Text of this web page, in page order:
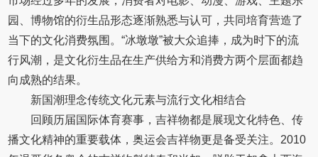
园、博物馆的衍生品形态逐渐熟悉与认可，共同培育营造了
当下的文化消费氛围。“冰墩墩”被大众追捧，成为时下的流
行风潮，是文化衍生品在生产供给方和消费方两个层面都趋
向成熟的结果。
新国潮理念传统文化元素与流行文化相结合
回顾历届国际体育赛事，吉祥物都是展现文化特色、传
播文化精神的重要载体，奥运会吉祥物更是备受关注。2010